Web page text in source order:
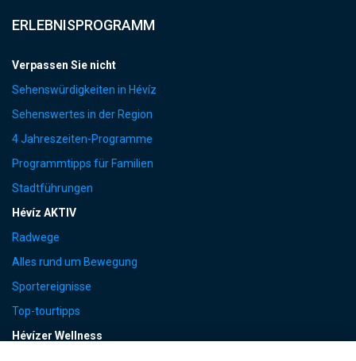
ERLEBNISPROGRAMM
Verpassen Sie nicht
Sehenswürdigkeiten in Hévíz
Sehenswertes in der Region
4 Jahreszeiten-Programme
Programmtipps für Familien
Stadtführungen
Hévíz AKTIV
Radwege
Alles rund um Bewegung
Sportereignisse
Top-tourtipps
Hévízer Wellness